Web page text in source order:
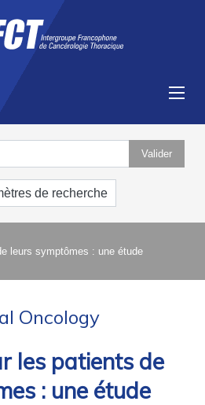
Valider
de recherche
leurs symptômes : une étude
Oncology
les patients de
: une étude